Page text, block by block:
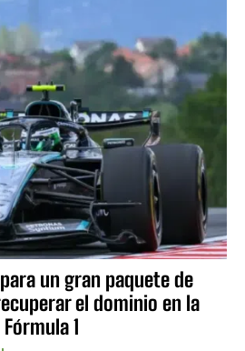
un gran paquete de
el dominio en la
Fórmula 1